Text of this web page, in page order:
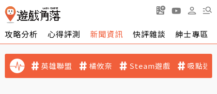
攻略分析 心得評測 新聞資訊 快評雜談 紳士專區
英雄聯盟 橘攸奈 Steam遊戲 吸點迷